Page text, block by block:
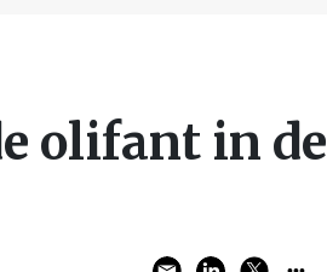
olifant in de